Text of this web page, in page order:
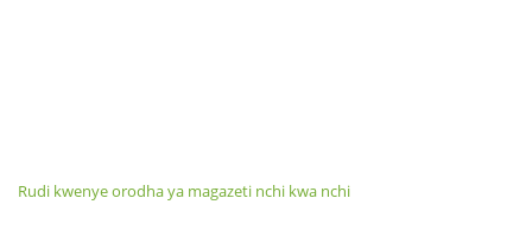
Rudi kwenye orodha ya magazeti nchi kwa nchi